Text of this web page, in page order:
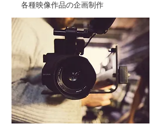
各種映像作品の企画制作​